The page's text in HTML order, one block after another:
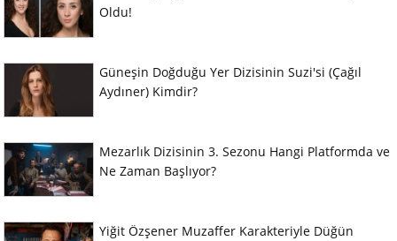
Oldu!
Güneşin Doğduğu Yer Dizisinin Suzi'si (Çağıl
Aydıner) Kimdir?
Mezarlık Dizisinin 3. Sezonu Hangi Platformda ve
Ne Zaman Başlıyor?
Yiğit Özşener Muzaffer Karakteriyle Düğün